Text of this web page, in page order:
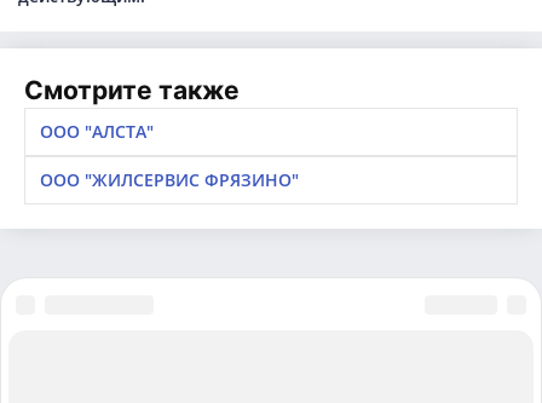
Смотрите также
ООО "АЛСТА"
ООО "ЖИЛСЕРВИС ФРЯЗИНО"